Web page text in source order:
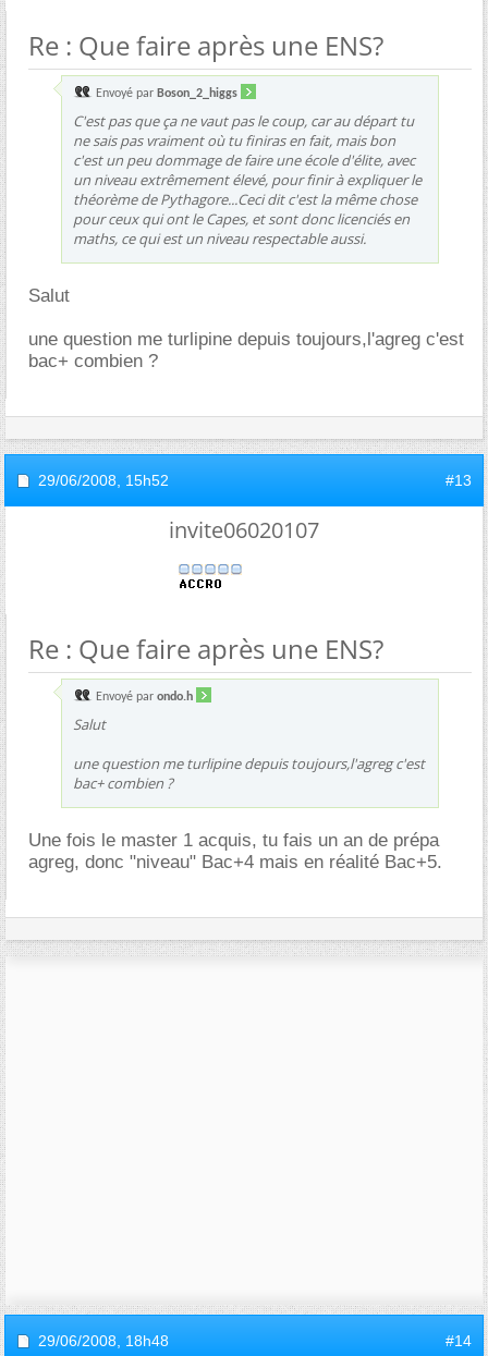
Re : Que faire après une ENS?
Envoyé par Boson_2_higgs
C'est pas que ça ne vaut pas le coup, car au départ tu
ne sais pas vraiment où tu finiras en fait, mais bon
c'est un peu dommage de faire une école d'élite, avec
un niveau extrêmement élevé, pour finir à expliquer le
théorème de Pythagore...Ceci dit c'est la même chose
pour ceux qui ont le Capes, et sont donc licenciés en
maths, ce qui est un niveau respectable aussi.
Salut
une question me turlipine depuis toujours,l'agreg c'est
bac+ combien ?
29/06/2008, 15h52 #13
invite06020107
Re : Que faire après une ENS?
Envoyé par ondo.h
Salut
une question me turlipine depuis toujours,l'agreg c'est
bac+ combien ?
Une fois le master 1 acquis, tu fais un an de prépa
agreg, donc "niveau" Bac+4 mais en réalité Bac+5.
29/06/2008, 18h48 #14